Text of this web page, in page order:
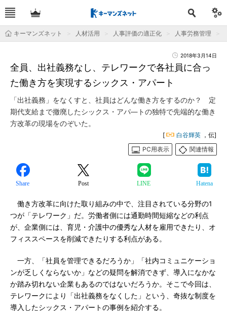
キーマンズネット 人材活用 人事評価の適正化 人事労務管理
2018年3月14日
全員、出社義務なし、テレワークで各社員に合っ
た働き方を実現するシックス・アパート
「出社義務」をなくすと、社員はどんな働き方をするのか？ 定
期代支給まで撤廃したシックス・アパ―トの独特で先端的な働き
方改革の現場をのぞいた。
[ 白谷輝英 ，伝]
PC用表示
関連情報
Share Post LINE Hatena
働き方改革に向けた取り組みの中で、注目されている分野の1
つが「テレワーク」だ。労働者側には通勤時間短縮などの利点
が、企業側には、育児・介護中の優秀な人材を雇用できたり、オ
フィススペースを削減できたりする利点がある。
一方、「社員を管理できるだろうか」「社内コミュニケーショ
ンが乏しくならないか」などの疑問を解消できず、導入になかな
か踏み切れない企業もあるのではないだろうか。そこで今回は、
テレワークにより「出社義務をなくした」という、奇抜な制度を
導入したシックス・アパートの事例を紹介する。